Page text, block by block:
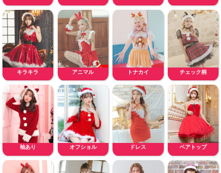
キラキラ アニマル トナカイ チェック柄
袖あり オフショル ドレス ベアトップ